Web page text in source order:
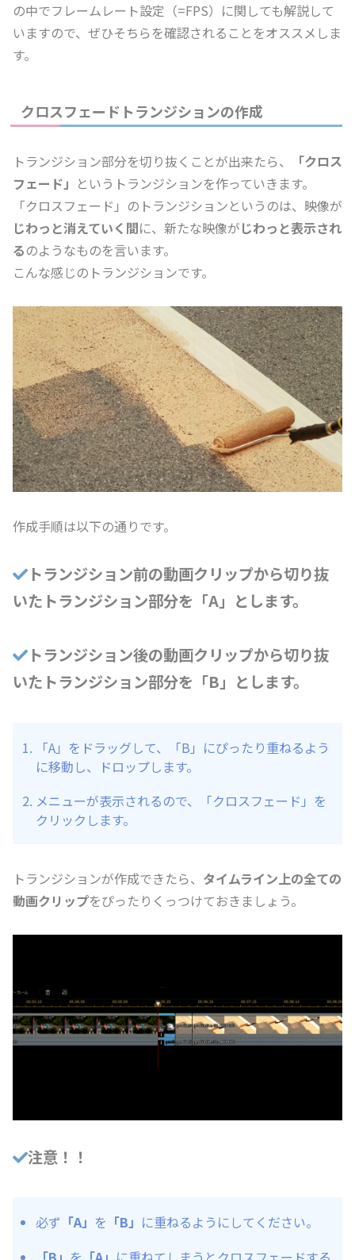
の中でフレームレート設定（=FPS）に関しても解説して
いますので、ぜひそちらを確認されることをオススメしま
す。
クロスフェードトランジションの作成
トランジション部分を切り抜くことが出来たら、
「クロス
フェード」 というトランジションを作っていきます。
「クロスフェード」のトランジションというのは、映像が
じわっと消えていく間に、新たな映像がじわっと表示され
るのようなものを言います。
こんな感じのトランジションです。
作成手順は以下の通りです。
トランジション前の動画クリップから切り抜
いたトランジション部分を「A」とします。
トランジション後の動画クリップから切り抜
いたトランジション部分を「B」とします。
「A」をドラッグして、「B」にぴったり重ねるよう
に移動し、ドロップします。
メニューが表示されるので、「クロスフェード」を
クリックします。
トランジションが作成できたら、 タイムライン上の全ての
動画クリップをぴったりくっつけておきましょう。
注意！！
必ず 「A」 を 「B」 に重ねるようにしてください。